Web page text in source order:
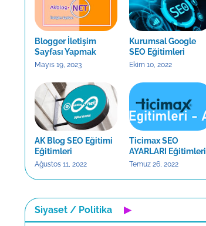
Blogger İletişim
Sayfası Yapmak
Mayıs 19, 2023
Kurumsal Google
SEO Eğitimleri
Ekim 10, 2022
AK Blog SEO Eğitimi
Eğitimleri
Ağustos 11, 2022
Ticimax SEO
AYARLARI Eğitimleri
Temuz 26, 2022
Siyaset / Politika ▶